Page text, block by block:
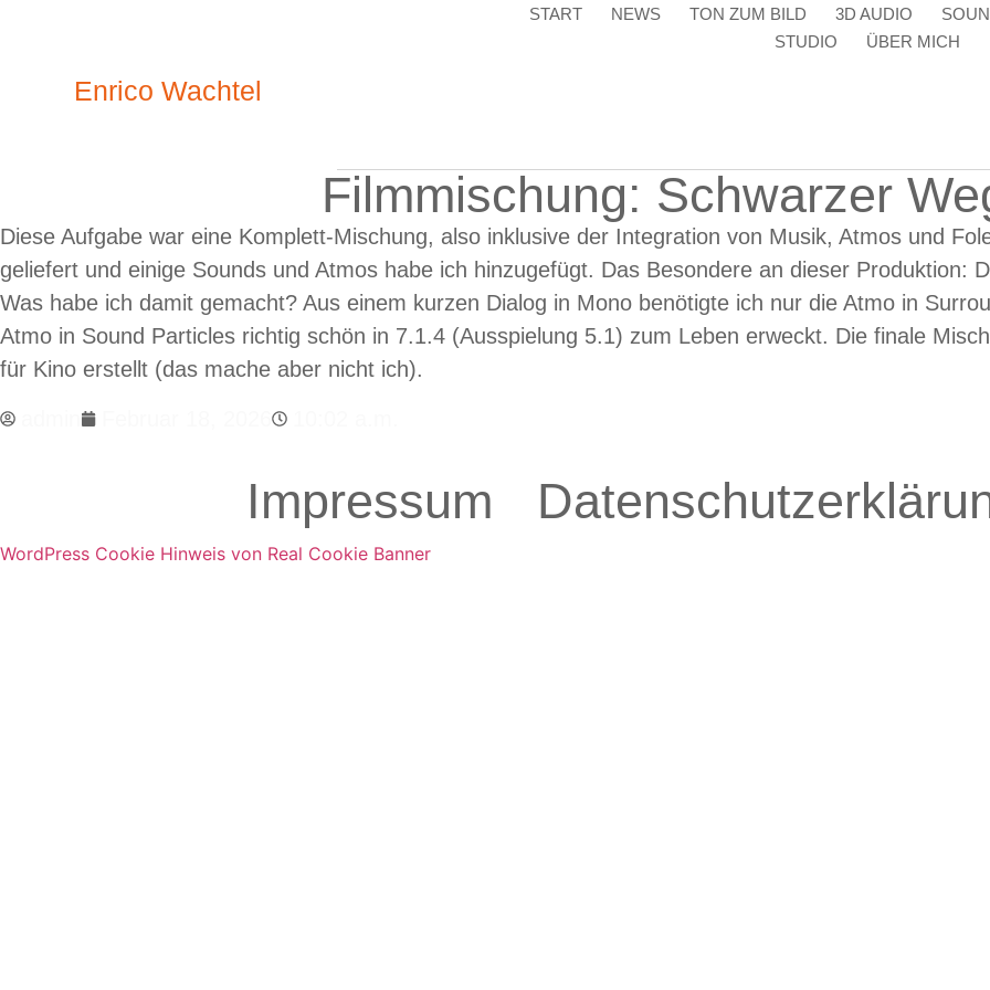
Enrico Wachtel
START NEWS TON ZUM BILD 3D AUDIO
STUDIO
ÜBER MICH
Filmmischung: Schwarzer
Diese Aufgabe war eine Komplett-Mischung, also inklusive der Integration von Musik, Atmos und
geliefert und einige Sounds und Atmos habe ich hinzugefügt. Das Besondere an dieser Produktion:
Was habe ich damit gemacht? Aus einem kurzen Dialog in Mono benötigte ich nur die Atmo in
Atmo in Sound Particles richtig schön in 7.1.4 (Ausspielung 5.1) zum Leben erweckt. Die finale
für Kino erstellt (das mache aber nicht ich).
Impressum
WordPress Cookie Hinweis von Real Cookie Banner